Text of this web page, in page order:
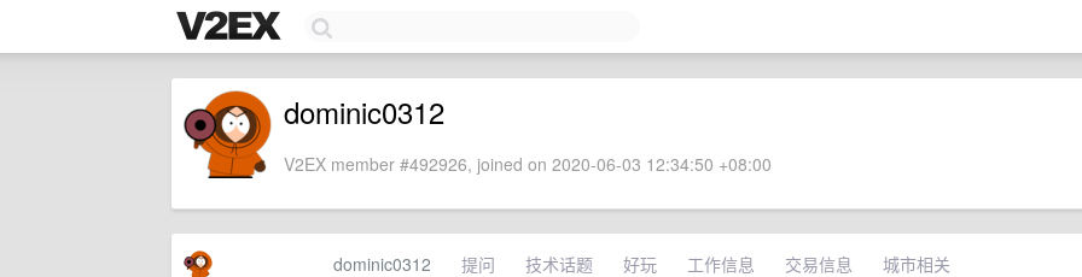
dominic0312
V2EX member #492926, joined on 2020-06-03 12:34:50 +08:00
dominic0312 提问 技术话题 好玩 工作信息 交易信息 城市相关